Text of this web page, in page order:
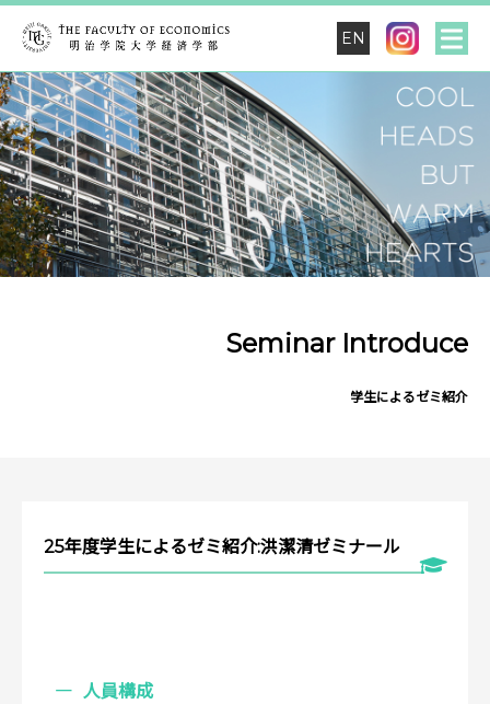
EN
Seminar Introduce
学生によるゼミ紹介
25年度学生によるゼミ紹介:洪潔清ゼミナール
人員構成